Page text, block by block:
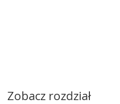
Zobacz rozdział